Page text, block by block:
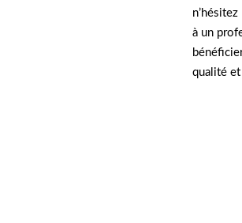
n’hésitez
à un
qualité et